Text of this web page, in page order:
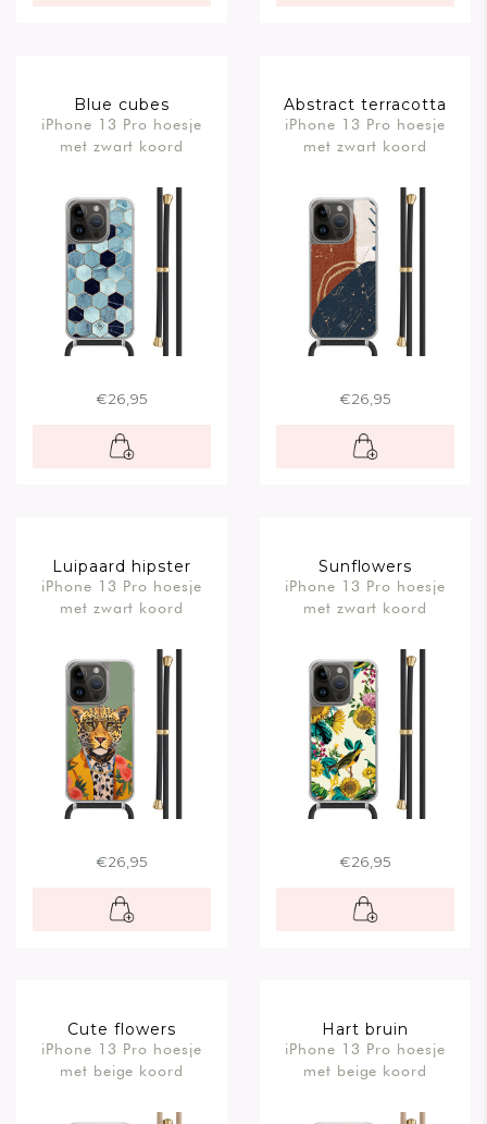
Blue cubes
iPhone 13 Pro hoesje
met zwart koord
€26,95
Abstract terracotta
iPhone 13 Pro hoesje
met zwart koord
€26,95
Luipaard hipster
iPhone 13 Pro hoesje
met zwart koord
€26,95
Sunflowers
iPhone 13 Pro hoesje
met zwart koord
€26,95
Cute flowers
iPhone 13 Pro hoesje
met beige koord
Hart bruin
iPhone 13 Pro hoesje
met beige koord